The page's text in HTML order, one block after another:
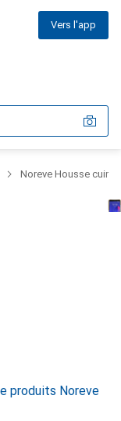
Vers l'app
Noreve Housse cuir
produits Noreve